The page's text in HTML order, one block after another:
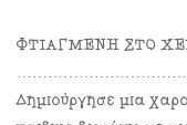
ΦΤΙΑΓΜΕΝΗ ΣΤΟ
Δημιούργησε μια